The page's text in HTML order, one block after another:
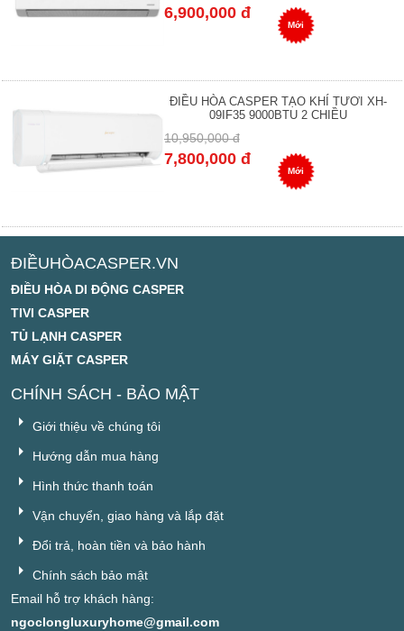
6,900,000 đ
Mới
ĐIỀU HÒA CASPER TẠO KHÍ TƯƠI XH-
09IF35 9000BTU 2 CHIỀU
10,950,000 đ
7,800,000 đ
Mới
ĐIỀUHÒACASPER.VN
ĐIỀU HÒA DI ĐỘNG CASPER
TIVI CASPER
TỦ LẠNH CASPER
MÁY GIẶT CASPER
CHÍNH SÁCH - BẢO MẬT
Giới thiệu về chúng tôi
Hướng dẫn mua hàng
Hình thức thanh toán
Vận chuyển, giao hàng và lắp đặt
Đổi trả, hoàn tiền và bảo hành
Chính sách bảo mật
Email hỗ trợ khách hàng:
ngoclongluxuryhome@gmail.com